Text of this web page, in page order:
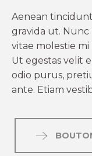
Aenean
gravida ut.
vitae molestie
Ut egestas velit
odio purus,
ante. Etiam